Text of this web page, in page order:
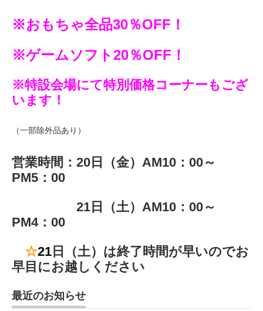
※おもちゃ全品30％OFF！
※ゲームソフト20％OFF！
※特設会場にて特別価格コーナーもござ
います！
（一部除外品あり）
営業時間：20日（金）AM10：00～
PM5：00
21日（土）AM10：00～
PM4：00
☆21 日（土）は終了時間が早いのでお
早目にお越しください
最近のお知らせ